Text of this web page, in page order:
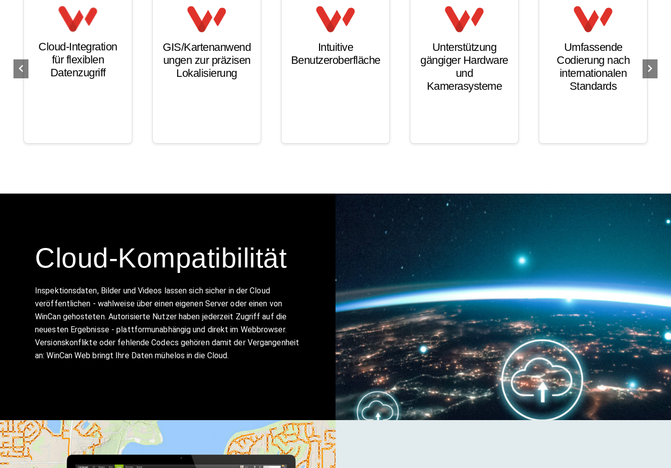
Cloud-Integration
für flexiblen
Datenzugriff
GIS/Kartenanwend
ungen zur präzisen
Lokalisierung
Intuitive
Benutzeroberfläche
Unterstützung
gängiger Hardware
und
Kamerasysteme
Umfassende
Codierung nach
internationalen
Standards
Cloud-Kompatibilität
Inspektionsdaten, Bilder und Videos lassen sich sicher in der Cloud
veröffentlichen - wahlweise über einen eigenen Server oder einen von
WinCan gehosteten. Autorisierte Nutzer haben jederzeit Zugriff auf die
neuesten Ergebnisse - plattformunabhängig und direkt im Webbrowser.
Versionskonflikte oder fehlende Codecs gehören damit der Vergangenheit
an: WinCan Web bringt Ihre Daten mühelos in die Cloud.